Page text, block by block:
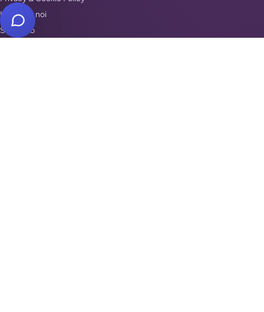
Unisciti a noi
Supporto